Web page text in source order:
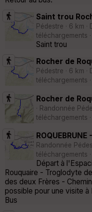
Saint trou
Pédestre · 6 km
téléchargements ·
Saint trou
Rocher de
Pédestre · 6 km
téléchargements ·
Rocher de
· Randonnée
téléchargements ·
Randonnée
téléchargements ·
Départ à
Rouquaire - Troglodyte
des deux Frères -
possible pour une visite à
Bus